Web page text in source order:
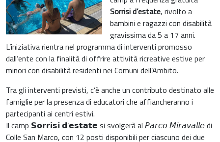
Sorrisi d’estate, rivolto a
bambini e ragazzi con disabilità
gravissima da 5 a 17 anni.
L’iniziativa rientra nel programma di interventi promosso
dall’ente con la finalità di offrire attività ricreative estive per
minori con disabilità residenti nei Comuni dell’Ambito.
Tra gli interventi previsti, c’è anche un contributo destinato alle
famiglie per la presenza di educatori che affiancheranno i
partecipanti ai centri estivi.
Il camp 𝗦𝗼𝗿𝗿𝗶𝘀𝗶 𝗱’𝗲𝘀𝘁𝗮𝘁𝗲 si svolgerà al 𝘗𝘢𝘳𝘤𝘰 𝘔𝘪𝘳𝘢𝘷𝘢𝘭𝘭𝘦di
Colle San Marco, con 12 posti disponibili per ciascuno dei due